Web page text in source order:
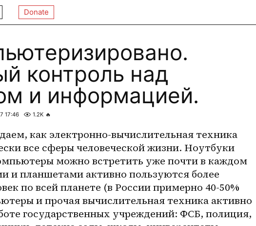
Donate
контроль над
и информацией.
17:46 1.2K 🔥
как электронно-вычислительная техника
все сферы человеческой жизни. Ноутбуки
можно встретить уже почти в каждом
и планшетами активно пользуются более
по всей планете (в России примерно 40-50%
и прочая вычислительная техника активно
государственных учреждений: ФСБ, полиция,